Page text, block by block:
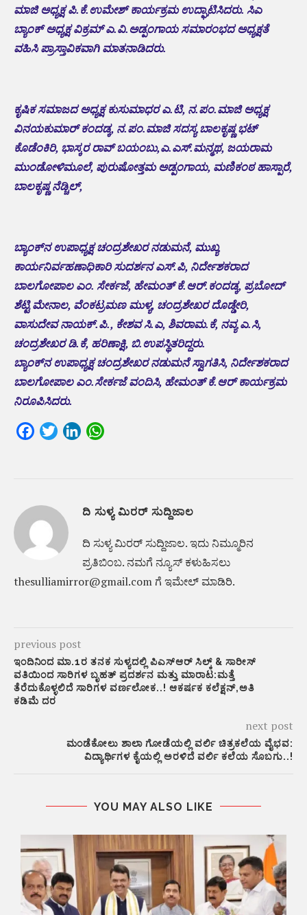
ಮಾಜಿ ಅಧ್ಯಕ್ಷ ಪಿ.ಕೆ.ಉಮೇಶ್ ಕಾರ್ಯಕ್ರಮ ಉದ್ಘಾಟಿಸಿದರು. ಸಿಎ
ಬ್ಯಾಂಕ್ ಅಧ್ಯಕ್ಷ ವಿಕ್ರಮ್ ಎ.ವಿ.ಅಡ್ಪಂಗಾಯ ಸಮಾರಂಭದ ಅಧ್ಯಕ್ಷತೆ
ವಹಿಸಿ ಪ್ರಾಸ್ತಾವಿಕವಾಗಿ ಮಾತನಾಡಿದರು.
ಕೃಷಿಕ ಸಮಾಜದ ಅಧ್ಯಕ್ಷ ಕುಸುಮಾಧರ ಎ.ಟಿ, ನ.ಪಂ‌.ಮಾಜಿ ಅಧ್ಯಕ್ಷ
ವಿನಯಕುಮಾರ್ ಕಂದಡ್ಕ, ನ.ಪಂ.ಮಾಜಿ ಸದಸ್ಯ ಬಾಲಕೃಷ್ಣ ಭಟ್
ಕೊಡೆಂಕಿರಿ, ಭಾಸ್ಕರ ರಾವ್ ಬಯಂಬು,ಎ.ಎಸ್.ಮನ್ಮಥ, ಜಯರಾಮ
ಮುಂಡೋಳಿಮೂಲೆ, ಪುರುಷೋತ್ತಮ ಅಡ್ಪಂಗಾಯ, ಮಣಿಕಂಠ ಹಾಸ್ಪಾರೆ,
ಬಾಲಕೃಷ್ಣ ನೆಡ್ಚಿಲ್,
ಬ್ಯಾಂಕ್‌ನ ಉಪಾಧ್ಯಕ್ಷ ಚಂದ್ರಶೇಖರ ನಡುಮನೆ, ಮುಖ್ಯ
ಕಾರ್ಯನಿರ್ವಹಣಾಧಿಕಾರಿ ಸುದರ್ಶನ ಎಸ್.ಪಿ, ನಿರ್ದೇಶಕರಾದ
ಬಾಲಗೋಪಾಲ ಎಂ. ಸೇರ್ಕಜೆ, ಹೇಮಂತ್ ಕೆ.ಆರ್.ಕಂದಡ್ಕ, ಪ್ರಬೋದ್
ಶೆಟ್ಟಿ ಮೇನಾಲ, ವೆಂಕಟ್ರಮಣ ಮುಳ್ಯ, ಚಂದ್ರಶೇಖರ ದೊಡ್ಡೇರಿ,
ವಾಸುದೇವ ನಾಯಕ್.ಪಿ., ಕೇಶವ ಸಿ.ಎ, ಶಿವರಾಮ.ಕೆ, ನವ್ಯ ಎ.ಸಿ,
ಚಂದ್ರಶೇಖರ ಡಿ.ಕೆ, ಹರಿಣಾಕ್ಷಿ, ಬಿ.ಉಪಸ್ಥಿತರಿದ್ದರು.
ಬ್ಯಾಂಕ್‌ನ ಉಪಾಧ್ಯಕ್ಷ ಚಂದ್ರಶೇಖರ ನಡುಮನೆ ಸ್ವಾಗತಿಸಿ, ನಿರ್ದೇಶಕರಾದ
ಬಾಲಗೋಪಾಲ ಎಂ.ಸೇರ್ಕಜೆ ವಂದಿಸಿ, ಹೇಮಂತ್ ಕೆ.ಆರ್ ಕಾರ್ಯಕ್ರಮ
ನಿರೂಪಿಸಿದರು.
FacebookTwitterLinkedIn
ದಿ ಸುಳ್ಯ ಮಿರರ್ ಸುದ್ದಿಜಾಲ
ದಿ ಸುಳ್ಯ ಮಿರರ್‌ ಸುದ್ದಿಜಾಲ. ಇದು ನಿಮ್ಮೂರಿನ
ಪ್ರತಿಬಿಂಬ. ನಮಗೆ ನ್ಯೂಸ್‌ ಕಳುಹಿಸಲು
thesulliamirror@gmail.com ಗೆ ಇಮೇಲ್ ಮಾಡಿರಿ.
previous post
ಇಂದಿನಿಂದ ಮಾ.1ರ ತನಕ ಸುಳ್ಯದಲ್ಲಿ ಪಿಎಸ್ಆರ್ ಸಿಲ್ಕ್ & ಸಾರೀಸ್
ವತಿಯಿಂದ ಸಾರಿಗಳ ಬೃಹತ್ ಪ್ರದರ್ಶನ ಮತ್ತು ಮಾರಾಟ:ಮತ್ತೆ
ತೆರೆದುಕೊಳ್ಳಲಿದೆ ಸಾರಿಗಳ ವರ್ಣಲೋಕ..! ಆಕರ್ಷಕ ಕಲೆಕ್ಷನ್,ಅತಿ
ಕಡಿಮೆ ದರ
next post
ಮಂಡೆಕೋಲು ಶಾಲಾ ಗೋಡೆಯಲ್ಲಿ ವರ್ಲಿ ಚಿತ್ರಕಲೆಯ ವೈಭವ:
ವಿದ್ಯಾರ್ಥಿಗಳ ಕೈಯಲ್ಲಿ ಅರಳಿದೆ ವರ್ಲಿ ಕಲೆಯ ಸೊಬಗು..!
YOU MAY ALSO LIKE